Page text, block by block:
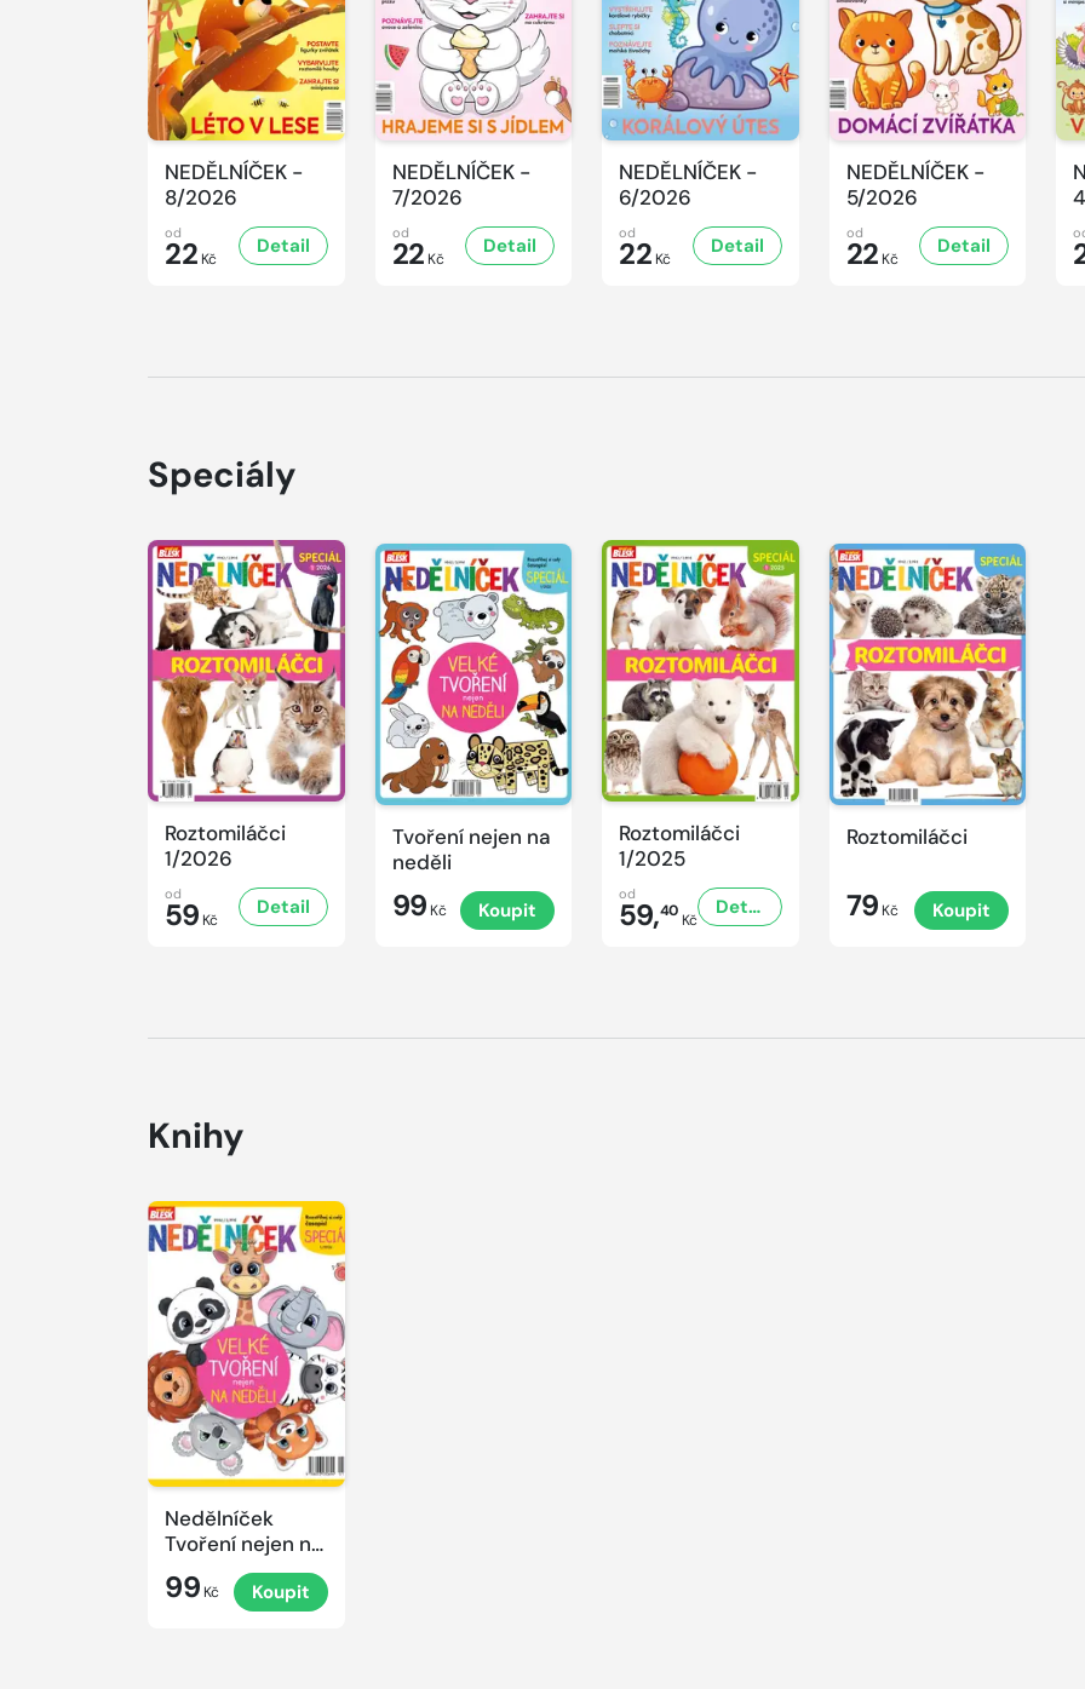
NEDĚLNÍČEK -
8/2026
od
22 Kč
Detail
NEDĚLNÍČEK -
7/2026
od
22 Kč
Detail
NEDĚLNÍČEK -
6/2026
od
22 Kč
Detail
NEDĚLNÍČEK -
5/2026
od
22 Kč
Detail
Speciály
Roztomiláčci
1/2026
od
59 Kč
Detail
Tvoření nejen na
neděli
99 Kč Koupit
Roztomiláčci
1/2025
od
59,40 Kč
Detail
Roztomiláčci
79 Kč Koupit
Knihy
Nedělníček
Tvoření nejen na
99 Kč Koupit